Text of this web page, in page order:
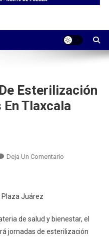
Esterilización
En Tlaxcala
Deja Un ComentarioEn
Plaza Juárez
de salud y bienestar, el
jornadas de esterilización